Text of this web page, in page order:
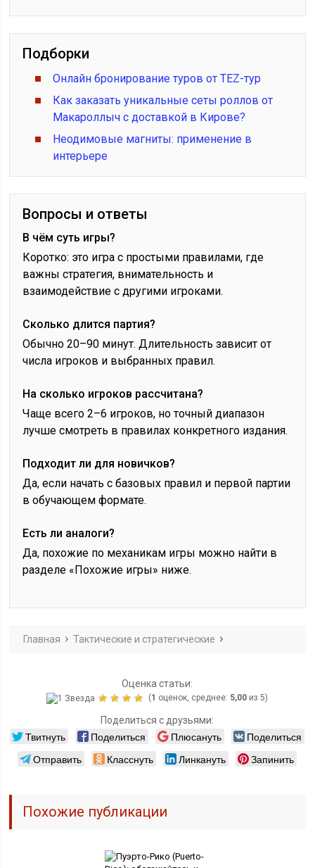
Подборки
Онлайн бронирование туров от TEZ-тур
Как заказать уникальные сеты роллов от
Макароллыч с доставкой в Кирове?
Неодимовые магниты: применение в
интерьере
Вопросы и ответы
В чём суть игры?
Коротко: это игра с простыми правилами, где
важны стратегия, внимательность и
взаимодействие с другими игроками.
Сколько длится партия?
Обычно 20–90 минут. Длительность зависит от
числа игроков и выбранных правил.
На сколько игроков рассчитана?
Чаще всего 2–6 игроков, но точный диапазон
лучше смотреть в правилах конкретного издания.
Подходит ли для новичков?
Да, если начать с базовых правил и первой партии
в обучающем формате.
Есть ли аналоги?
Да, похожие по механикам игры можно найти в
разделе «Похожие игры» ниже.
Главная Тактические и стратегические
Оценка статьи:
(1 оценок, среднее: 5,00 из 5)
Поделиться с друзьями:
Твитнуть Поделиться Плюсануть
Поделиться
Отправить
Класснуть Линкануть Запинить
Похожие публикации